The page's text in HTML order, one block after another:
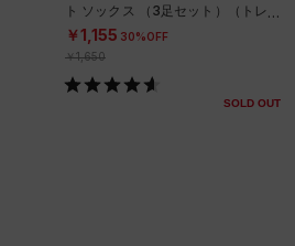
ト ソックス （3足セット）（トレー
ニング/UNISEX）
￥1,155 30%OFF
￥1,650
SOLD OUT